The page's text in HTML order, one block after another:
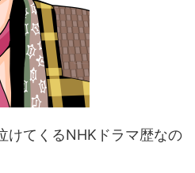
けてくるNHKドラマ歴なの